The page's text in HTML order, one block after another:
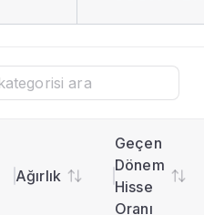
Ağırlık
Geçen
Dönem
Hisse
Oranı